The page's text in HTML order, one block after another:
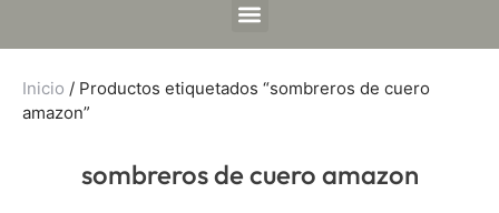
Inicio / Productos etiquetados “sombreros de cuero
amazon”
sombreros de cuero amazon